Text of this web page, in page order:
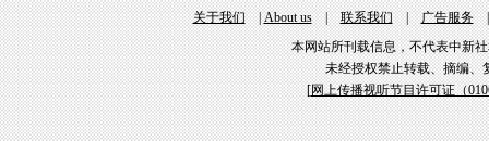
关于我们|About us|联系我们|广告服务
本网站所刊载信息，不代表中新
未经授权禁止转载、摘编、
[网上传播视听节目许可证（